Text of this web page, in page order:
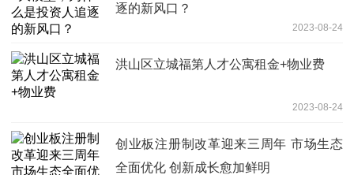
逐的新风口？
2023-08-24
洪山区立城福第人才公寓租金+物业费
2023-08-24
创业板注册制改革迎来三周年 市场生态
全面优化 创新成长愈加鲜明